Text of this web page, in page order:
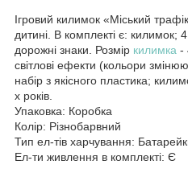
Ігровий килимок «Міський
дитині. В комплекті є: килимок;
дорожні знаки. Розмір килимка -
світлові ефекти (кольори
набір з якісного пластика;
х років.
Упаковка: Коробка
Колір: Різнобарвний
Тип ел-тів харчування:
Ел-ти живлення в комплекті: Є